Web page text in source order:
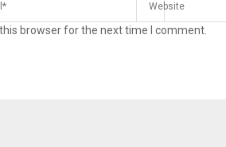
browser for the next time I comment.